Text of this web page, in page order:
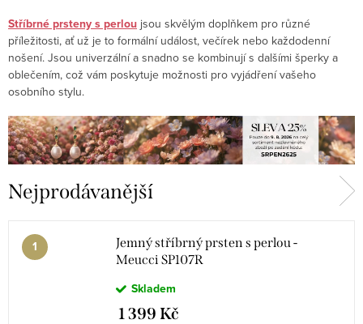
Stříbrné prsteny s perlou jsou skvělým doplňkem pro různé
příležitosti, ať už je to formální událost, večírek nebo každodenní
nošení. Jsou univerzální a snadno se kombinují s dalšími šperky a
oblečením, což vám poskytuje možnosti pro vyjádření vašeho
osobního stylu.
Nejprodávanější
Jemný stříbrný prsten s perlou -
Meucci SP107R
Skladem
1 399 Kč